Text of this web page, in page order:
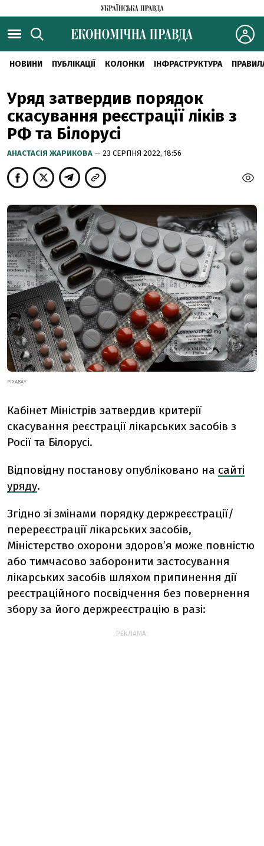
НОВИНИ ПУБЛІКАЦІЇ КОЛОНКИ ІНФРАСТРУКТУРА
Уряд затвердив порядок
скасування реєстрації ліків з
РФ та Білорусі
АНАСТАСІЯ ЖАРИКОВА — 23 СЕРПНЯ 2022, 18:56
PIXABAY
Кабінет Міністрів затвердив критерії
скасування реєстрації лікарських засобів з
Росії та Білорусі.
Відповідну постанову опубліковано на сайті
уряду.
Згідно зі змінами порядку держреєстрації/
перереєстрації лікарських засобів,
Міністерство охорони здоровʼя може повністю
або тимчасово заборонити застосування
лікарських засобів шляхом припинення дії
реєстраційного посвідчення без повернення
збору за його держреєстрацію в разі:
РЕКЛАМА: